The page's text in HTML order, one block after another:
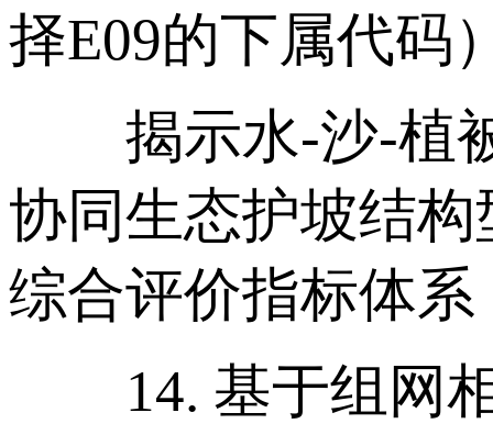
择E09的下属代码
揭示水-沙-植被
协同生态护坡结
综合评价指标体
14. 基于组网相